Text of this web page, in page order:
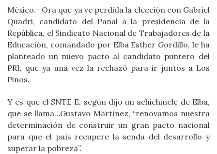
México.- Ora que ya ve perdida la elección con Gabriel
Quadri, candidato del Panal a la presidencia de la
República, el Sindicato Nacional de Trabajadores de la
Educación, comandado por Elba Esther Gordillo, le ha
planteado un nuevo pacto al candidato puntero del
PRI, que ya una vez la rechazó para ir juntos a Los
Pinos.
Y es que el SNTE E, según dijo un achichincle de Elba,
que se llama…Gustavo Martínez, “renovamos nuestra
determinación de construir un gran pacto nacional
para que el país recupere la senda del desarrollo y
superar la pobreza”.